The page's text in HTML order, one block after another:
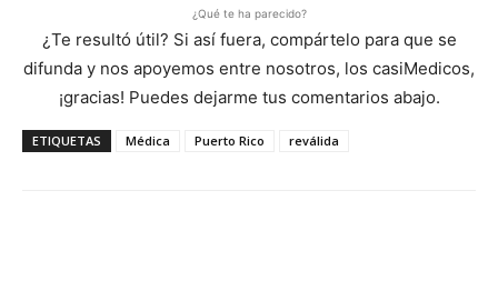
¿Qué te ha parecido?
¿Te resultó útil? Si así fuera, compártelo para que se
difunda y nos apoyemos entre nosotros, los casiMedicos,
¡gracias! Puedes dejarme tus comentarios abajo.
ETIQUETAS Médica Puerto Rico reválida